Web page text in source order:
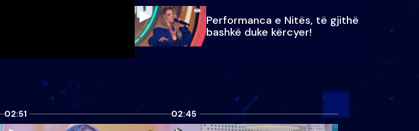
Performanca e Nitës, të gjithë
bashkë duke kërcyer!
02:51 02:45